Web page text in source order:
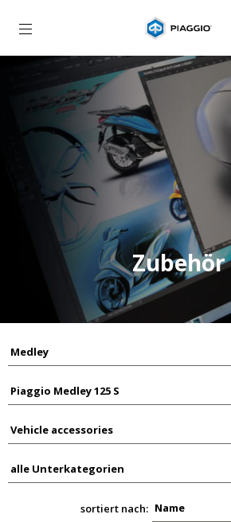
zurück zum
Zubehör
sortiert nach: